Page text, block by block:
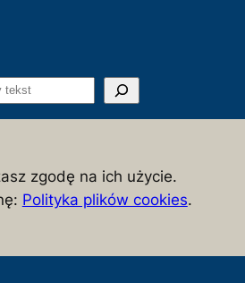
zgodę na ich użycie.
Polityka plików cookies.